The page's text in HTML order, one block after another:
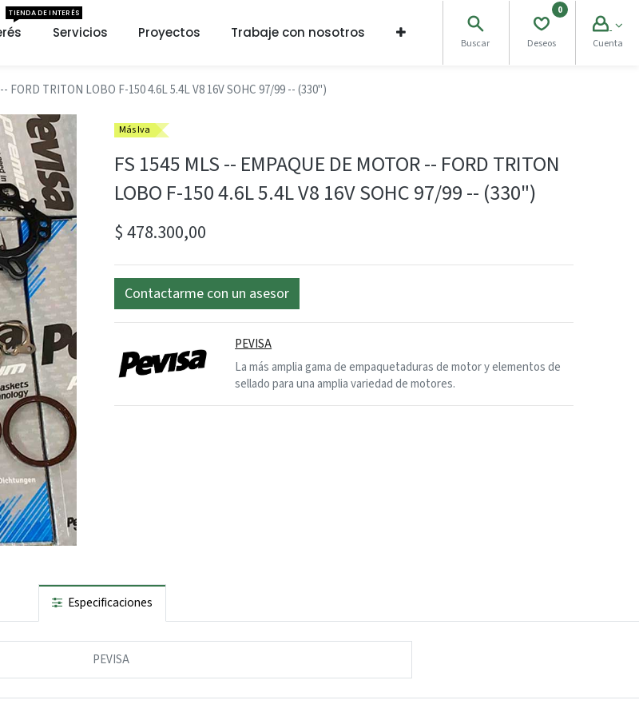
TIENDA DE INTERÉS
Servicios Proyectos Trabaje con nosotros
Buscar
0
Deseos Cuenta
FORD TRITON LOBO F-150 4.6L 5.4L V8 16V SOHC 97/99 -- (330")
Más Iva
FS 1545 MLS -- EMPAQUE DE MOTOR -- FORD TRITON
LOBO F-150 4.6L 5.4L V8 16V SOHC 97/99 -- (330")
$478.300,00
Contactarme con un asesor
PEVISA
La más amplia gama de empaquetaduras de motor y elementos de
sellado para una amplia variedad de motores.
Especificaciones
PEVISA